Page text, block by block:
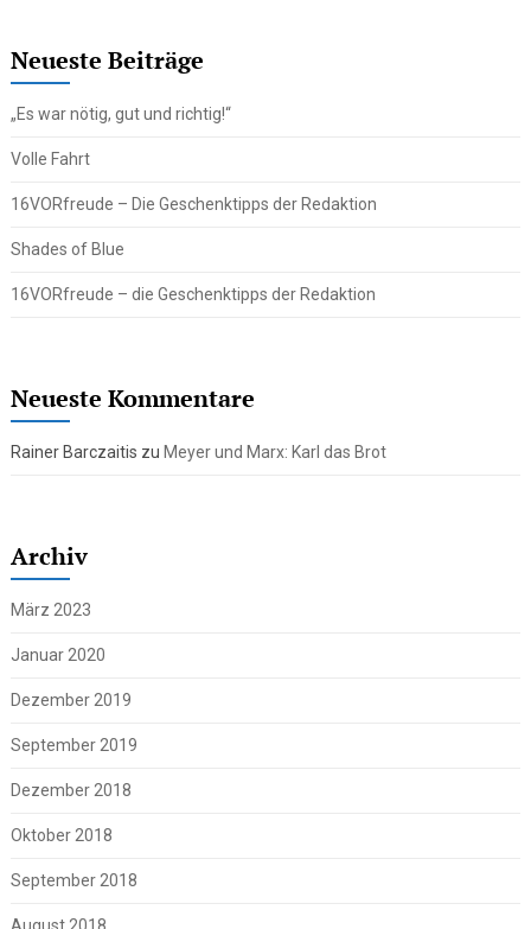
Neueste Beiträge
„Es war nötig, gut und richtig!“
Volle Fahrt
16VORfreude – Die Geschenktipps der Redaktion
Shades of Blue
16VORfreude – die Geschenktipps der Redaktion
Neueste Kommentare
Rainer Barczaitis zu Meyer und Marx: Karl das Brot
Archiv
März 2023
Januar 2020
Dezember 2019
September 2019
Dezember 2018
Oktober 2018
September 2018
August 2018